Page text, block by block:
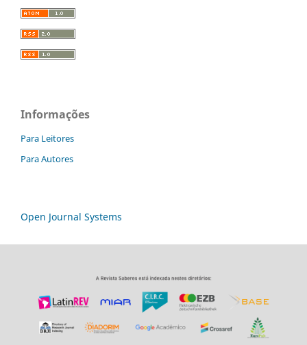
Informações
Para Leitores
Para Autores
Open Journal Systems